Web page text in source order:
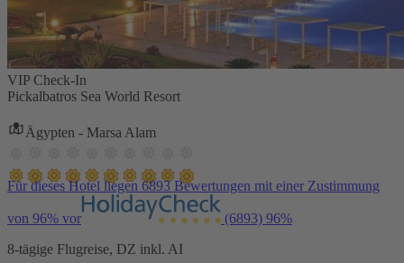
VIP Check-In
Pickalbatros Sea World Resort
Ägypten - Marsa Alam
Für dieses Hotel liegen 6893 Bewertungen mit einer Zustimmung
von 96% vor (6893) 96%
8-tägige Flugreise, DZ inkl. AI